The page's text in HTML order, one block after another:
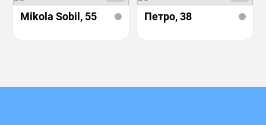
Mikola Sobil, 55 Петро, 38